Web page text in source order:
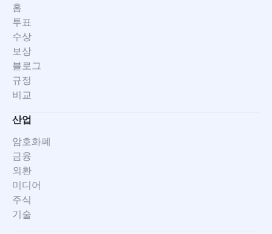
홈
투표
수상
보상
블로그
규정
비교
산업
암호화폐
금융
외환
미디어
주식
기술